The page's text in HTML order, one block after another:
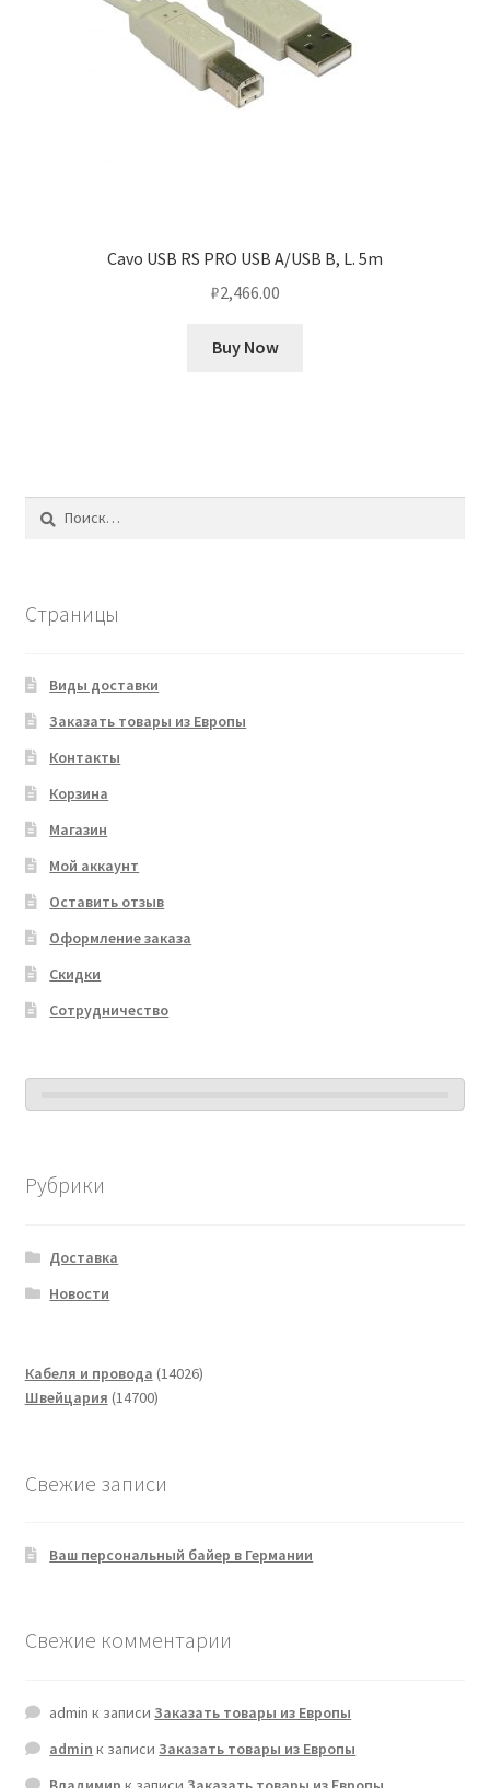
Cavo USB RS PRO USB A/USB B, L. 5m
₽2,466.00
Buy Now
Найти:
Страницы
Виды доставки
Заказать товары из Европы
Контакты
Корзина
Магазин
Мой аккаунт
Оставить отзыв
Оформление заказа
Скидки
Сотрудничество
Рубрики
Доставка
Новости
Кабеля и провода 1402614026
Швейцария 1470014700
Свежие записи
Ваш персональный байер в Германии
Свежие комментарии
admin к записиЗаказать товары из Европы
admin к записиЗаказать товары из Европы